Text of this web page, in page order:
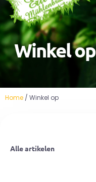
Winkel op
Home / Winkel op
Alle artikelen